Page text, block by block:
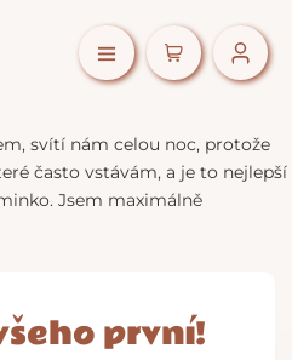
svítí nám celou noc, protože
často vstávám, a je to nejlepší
Jsem maximálně
první!